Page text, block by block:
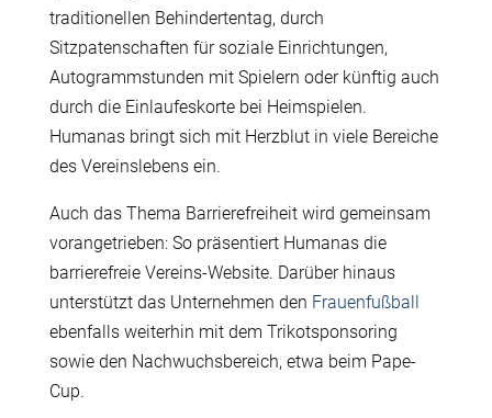
traditionellen Behindertentag, durch
Sitzpatenschaften für soziale Einrichtungen,
Autogrammstunden mit Spielern oder künftig auch
durch die Einlaufeskorte bei Heimspielen.
Humanas bringt sich mit Herzblut in viele Bereiche
des Vereinslebens ein.
Auch das Thema Barrierefreiheit wird gemeinsam
vorangetrieben: So präsentiert Humanas die
barrierefreie Vereins-Website. Darüber hinaus
unterstützt das Unternehmen den Frauenfußball
ebenfalls weiterhin mit dem Trikotsponsoring
sowie den Nachwuchsbereich, etwa beim Pape-
Cup.